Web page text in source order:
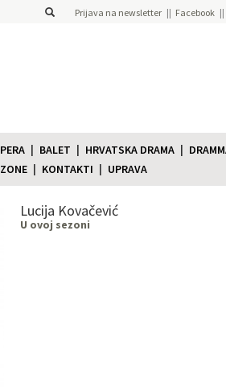
Prijava na newsletter Facebook
BALET HRVATSKA DRAMA
KONTAKTI UPRAVA
Lucija Kovačević
U ovoj sezoni